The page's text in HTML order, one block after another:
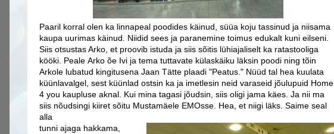
Paaril korral olen ka linnapeal poodides käinud, süüa koju tassinud ja niisama
kaupa uurimas käinud. Niidid sees ja paranemine toimus edukalt kuni eilseni.
Siis otsustas Arko, et proovib istuda ja siis sõitis lühiajaliselt ka ratastooliga
kööki. Peale Arko õe Ivi ja tema tuttavate külaskäiku läksin poodi ning tõin
Arkole lubatud kingitusena Jaan Tätte plaadi "Peatus." Nüüd tal hea kuulata
küünlavalgel, sest küünlad ostsin ka ja imetlesin neid varaseid jõulupuid Home
4 you kaupluse aknal. Kui mina tagasi jõudsin, siis oligi jama käes. Ja nii ma
siis nõudsingi kiiret sõitu Mustamäele EMOsse. Hea, et niigi läks. Saime seal
alla
tunni ajaga hakkama,